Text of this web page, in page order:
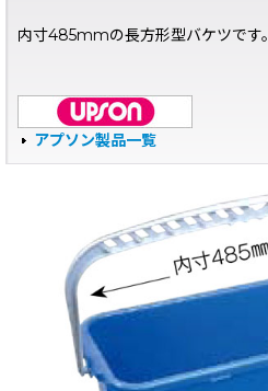
内寸485mmの長方形型バケツです。
アプソン製品一覧